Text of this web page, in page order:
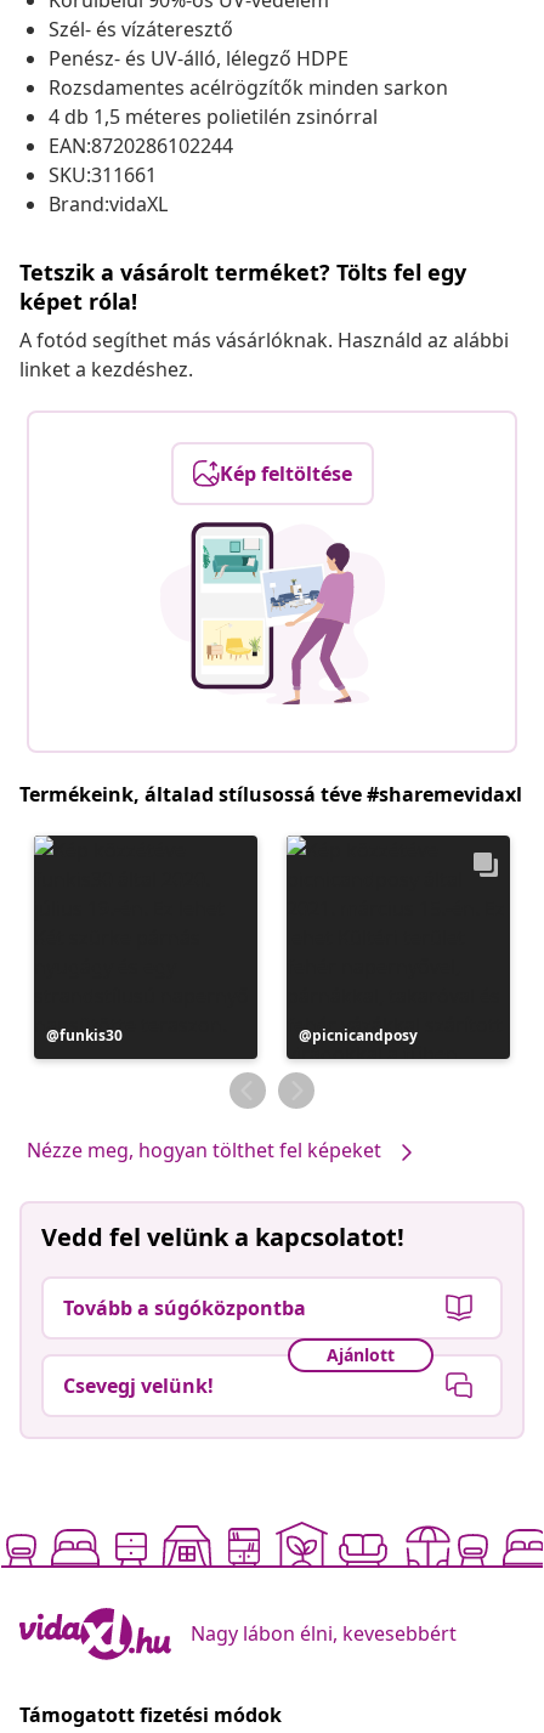
Szél- és vízáteresztő
Penész- és UV-álló, lélegző HDPE
Rozsdamentes acélrögzítők minden sarkon
4 db 1,5 méteres polietilén zsinórral
EAN:8720286102244
SKU:311661
Brand:vidaXL
Tetszik a vásárolt terméket? Tölts fel egy
képet róla!
A fotód segíthet más vásárlóknak. Használd az alábbi
linket a kezdéshez.
Kép feltöltése
Termékeink, általad stílusossá téve #sharemevidaxl
Bejegyzés
közzétevője
funkis30
Bejegyzés
közzétevője
picnicandposy
Nézze meg, hogyan tölthet fel képeket
Vedd fel velünk a kapcsolatot!
Tovább a súgóközpontba
Ajánlott
Csevegj velünk!
Nagy lábon élni, kevesebbért
Támogatott fizetési módok